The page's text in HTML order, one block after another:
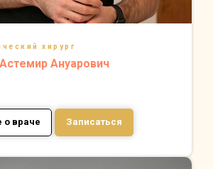
хирург
Ануарович
о враче Записаться